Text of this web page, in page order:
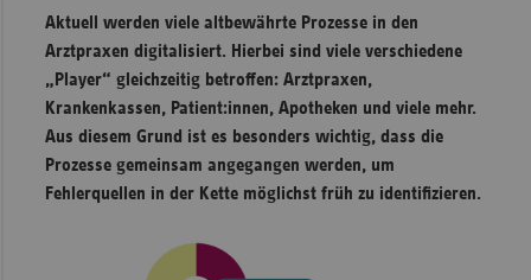
Aktuell werden viele altbewährte Prozesse in den
Arztpraxen digitalisiert. Hierbei sind viele verschiedene
„Player“ gleichzeitig betroffen: Arztpraxen,
Krankenkassen, Patient:innen, Apotheken und viele mehr.
Aus diesem Grund ist es besonders wichtig, dass die
Prozesse gemeinsam angegangen werden, um
Fehlerquellen in der Kette möglichst früh zu identifizieren.